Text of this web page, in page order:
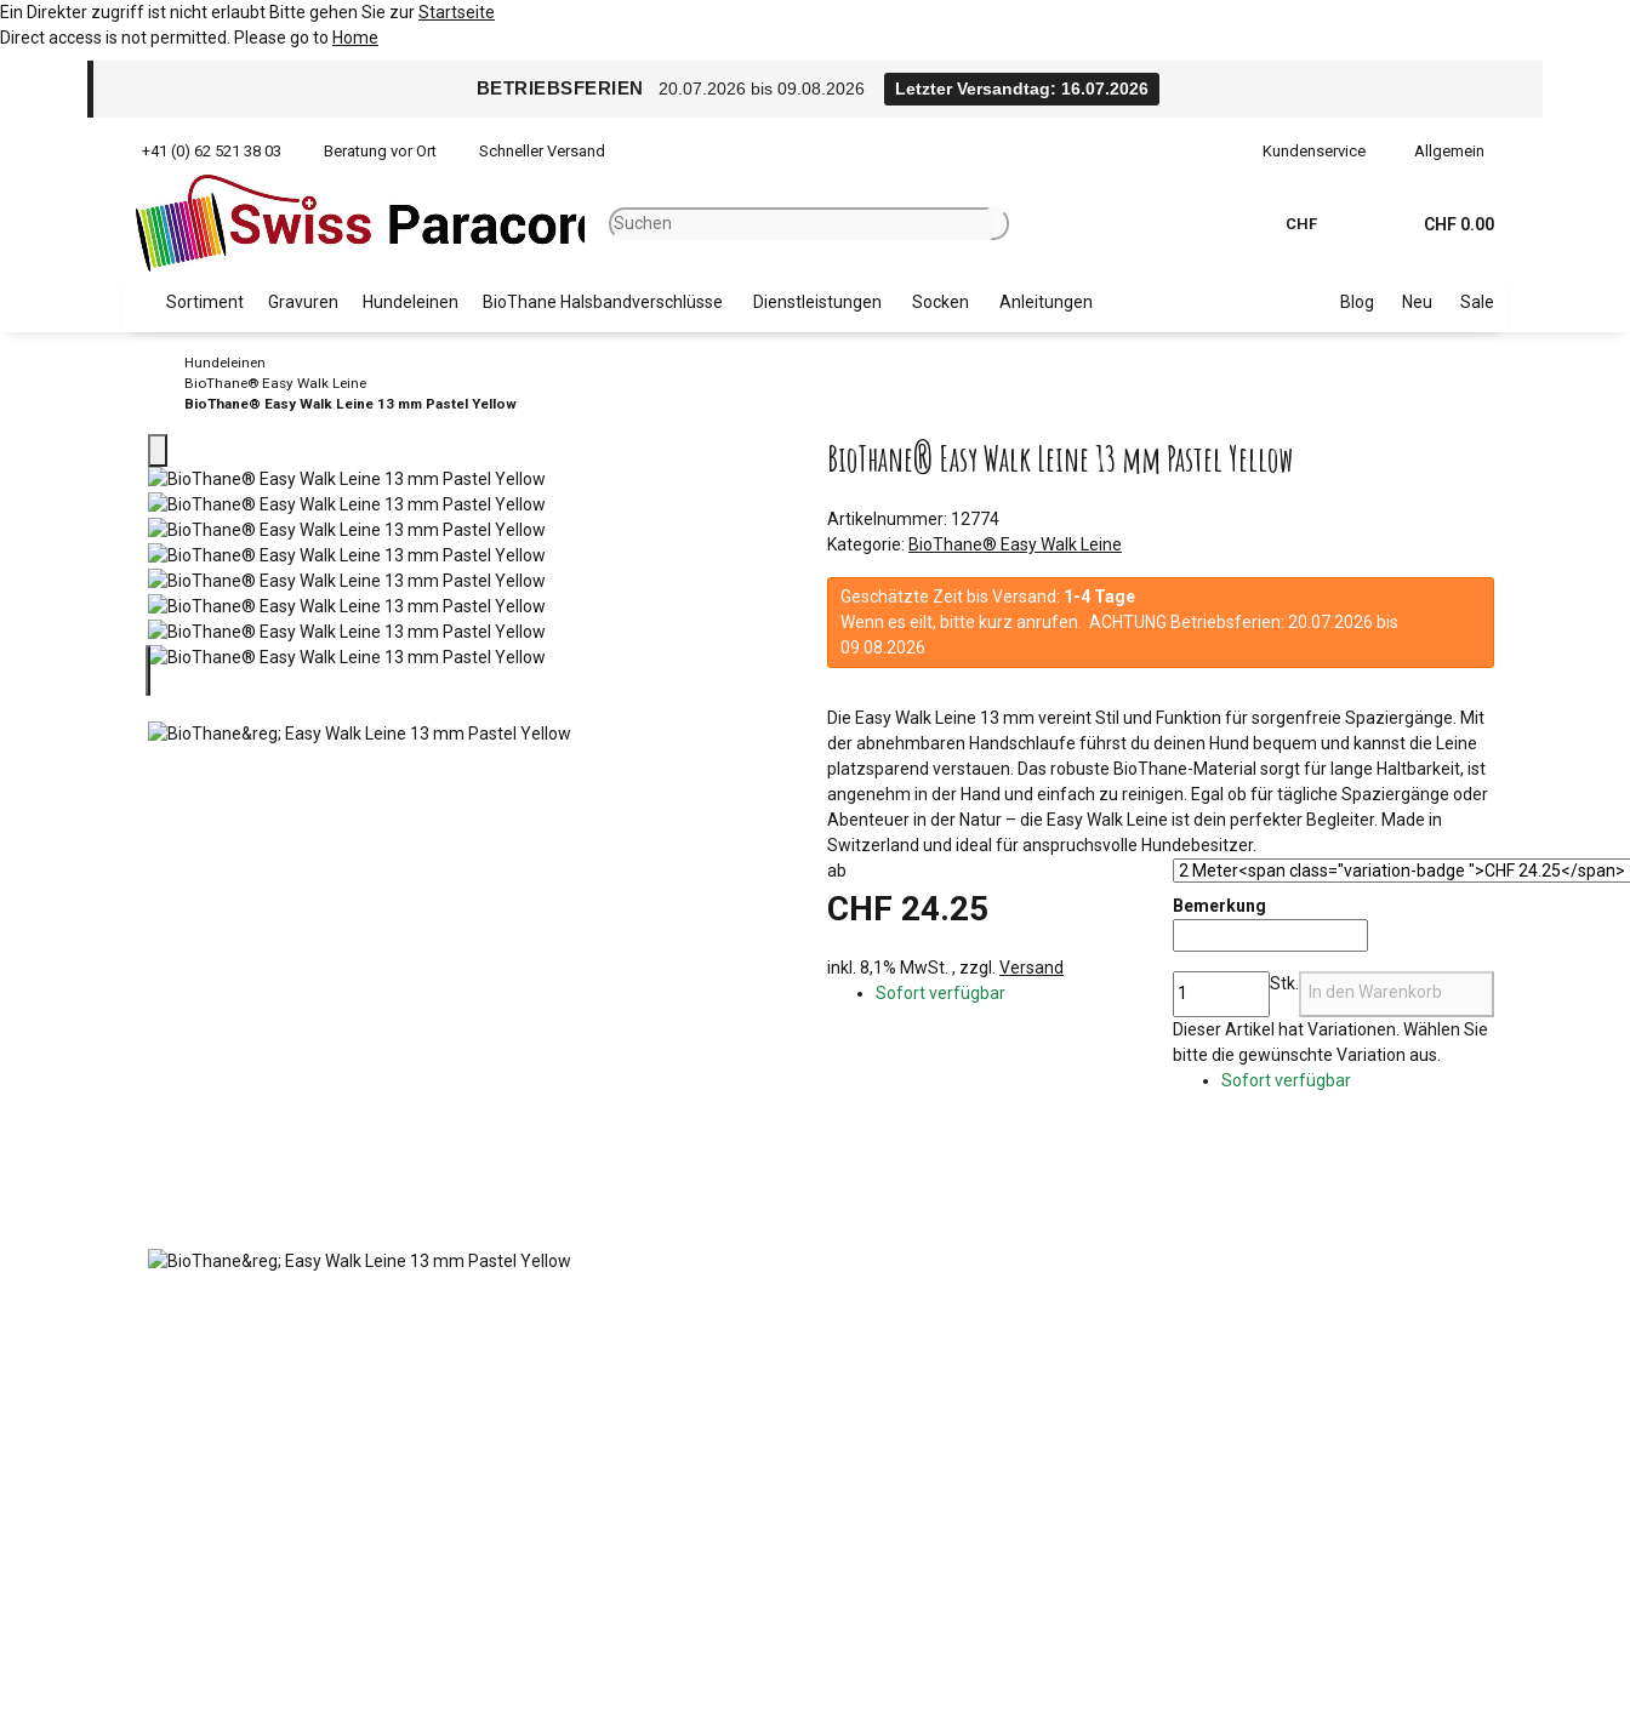
Ein Direkter zugriff ist nicht erlaubt Bitte gehen Sie zurStartseite
Direct access is not permitted. Please go to Home
BETRIEBSFERIEN 20.07.2026 bis 09.08.2026 Letzter Versandtag: 16.07.2026
+41 (0) 62 521 38 03 Beratung vor Ort Schneller Versand Kundenservice Allgemein
CHF CHF 0.00
Sortiment Gravuren Hundeleinen BioThane Halsbandverschlüsse Dienstleistungen Socken Anleitungen Blog Neu Sale
Hundeleinen
BioThane® Easy Walk Leine
BioThane® Easy Walk Leine 13 mm Pastel Yellow
BioThane® Easy Walk Leine 13 mm Pastel Yellow
Artikelnummer: 12774
Kategorie: BioThane® Easy Walk Leine
Geschätzte Zeit bis Versand: 1-4 Tage
Wenn es eilt, bitte kurz anrufen. ACHTUNG Betriebsferien: 20.07.2026 bis
09.08.2026
Die Easy Walk Leine 13 mm vereint Stil und Funktion für sorgenfreie Spaziergänge. Mit
der abnehmbaren Handschlaufe führst du deinen Hund bequem und kannst die Leine
platzsparend verstauen. Das robuste BioThane-Material sorgt für lange Haltbarkeit, ist
angenehm in der Hand und einfach zu reinigen. Egal ob für tägliche Spaziergänge oder
Abenteuer in der Natur – die Easy Walk Leine ist dein perfekter Begleiter. Made in
Switzerland und ideal für anspruchsvolle Hundebesitzer.
ab
CHF 24.25
inkl. 8,1% MwSt. , zzgl. Versand
Sofort verfügbar
Bemerkung
Stk.
In den Warenkorb
x
Dieser Artikel hat Variationen. Wählen Sie
bitte die gewünschte Variation aus.
Sofort verfügbar